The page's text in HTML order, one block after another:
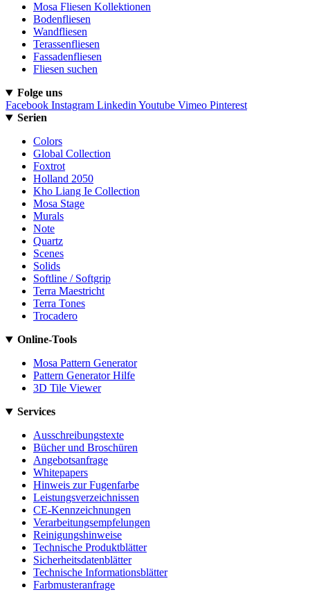
Mosa Fliesen Kollektionen
Bodenfliesen
Wandfliesen
Terassenfliesen
Fassadenfliesen
Fliesen suchen
Folge uns
Facebook Instagram LinkedinYoutube Vimeo Pinterest
Serien
Colors
Global Collection
Foxtrot
Holland 2050
Kho Liang Ie Collection
Mosa Stage
Murals
Note
Quartz
Scenes
Solids
Softline / Softgrip
Terra Maestricht
Terra Tones
Trocadero
Online-Tools
Mosa Pattern Generator
Pattern Generator Hilfe
3D Tile Viewer
Services
Ausschreibungstexte
Bücher und Broschüren
Angebotsanfrage
Whitepapers
Hinweis zur Fugenfarbe
Leistungsverzeichnissen
CE-Kennzeichnungen
Verarbeitungsempfelungen
Reinigungshinweise
Technische Produktblätter
Sicherheitsdatenblätter
Technische Informationsblätter
Farbmusteranfrage